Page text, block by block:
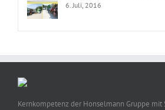
6. Juli, 2016
Kernkompetenz der Honselmann Gruppe